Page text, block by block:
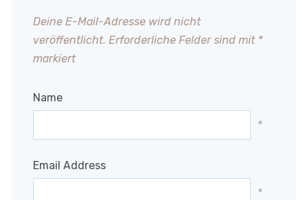
Deine E-Mail-Adresse wird nicht
veröffentlicht. Erforderliche Felder sind mit *
markiert
Name
*
Email Address
*